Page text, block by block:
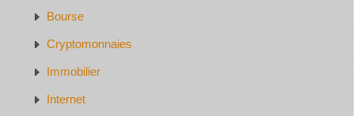
Bourse
Cryptomonnaies
Immobilier
Internet